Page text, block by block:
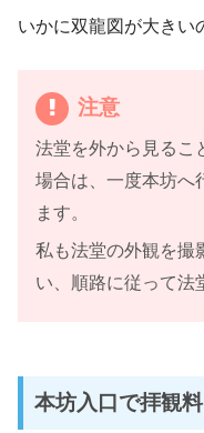
いかに双龍図が大きい
注意
法堂を外から見るこ
場合は、一度本坊へ
ます。
私も法堂の外観を撮
い、順路に従って法
本坊入口で拝観